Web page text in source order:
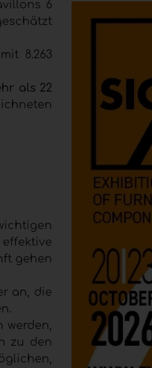
6
mit 8.263
als 22
gehen
an, die
zu den